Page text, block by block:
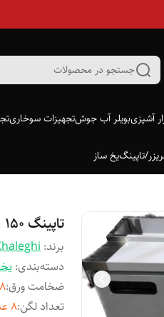
جستجو در محصولات
آشپزیبویلر آب جوشتجهیزات سوخاری
تاپینگیخ ساز
تاپینگ ۱۵۰
برند:
دسته‌بندی:
ضخامت ورق:
تعداد لگن:۸ عدد بن ماری ۱/۳